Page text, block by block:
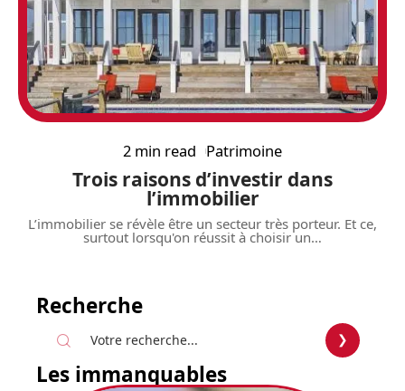
2 min read Patrimoine
Trois raisons d’investir dans
l’immobilier
L’immobilier se révèle être un secteur très porteur. Et ce,
surtout lorsqu'on réussit à choisir un…
Recherche
Les immanquables